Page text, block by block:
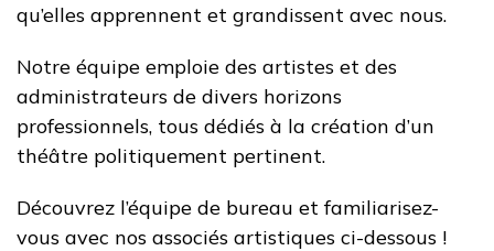
qu’elles apprennent et grandissent avec nous.
Notre équipe emploie des artistes et des
administrateurs de divers horizons
professionnels, tous dédiés à la création d’un
théâtre politiquement pertinent.
Découvrez l’équipe de bureau et familiarisez-
vous avec nos associés artistiques ci-dessous !